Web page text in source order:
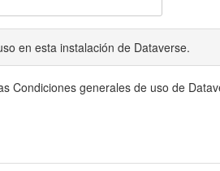
en esta instalación de Dataverse.
Condiciones generales de uso de